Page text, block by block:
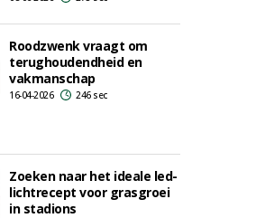
Roodzwenk vraagt om
terughoudendheid en
vakmanschap
16-04-2026 246 sec
Zoeken naar het ideale led-
lichtrecept voor grasgroei
in stadions